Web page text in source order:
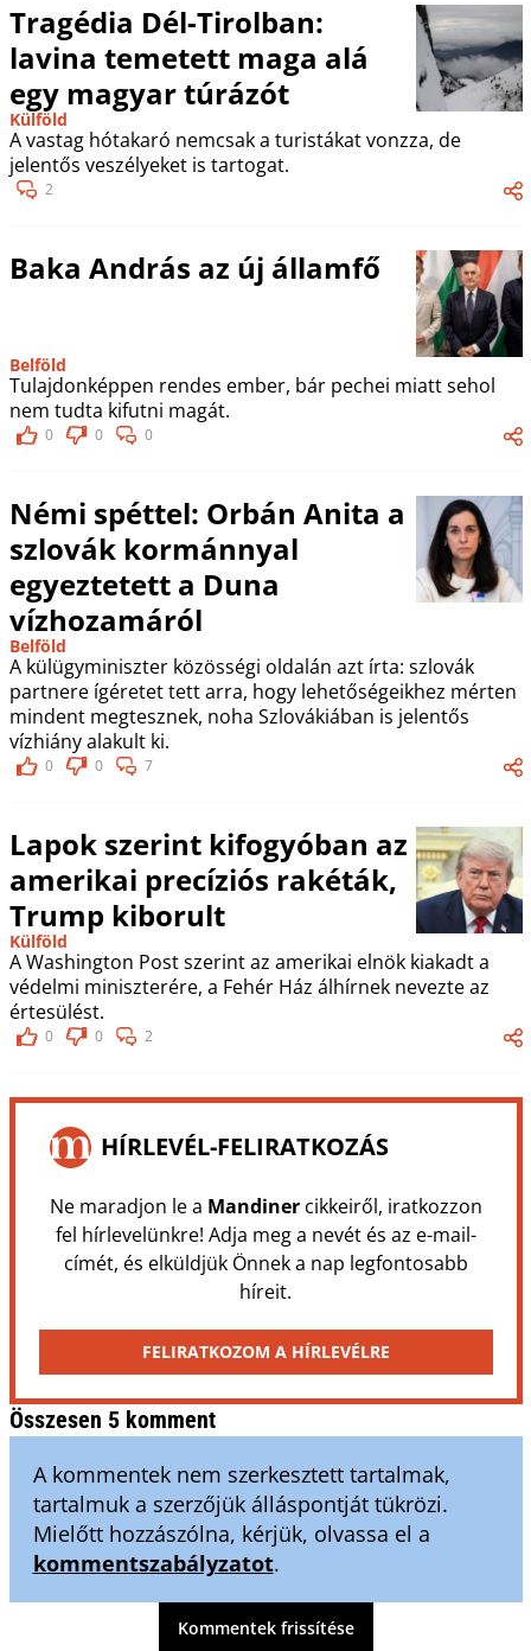
Tragédia Dél-Tirolban:
lavina temetett maga alá
egy magyar túrázót
Külföld
A vastag hótakaró nemcsak a turistákat vonzza, de
jelentős veszélyeket is tartogat.
2
Baka András az új államfő
Belföld
Tulajdonképpen rendes ember, bár pechei miatt sehol
nem tudta kifutni magát.
0 0 0
Némi spéttel: Orbán Anita a
szlovák kormánnyal
egyeztetett a Duna
vízhozamáról
Belföld
A külügyminiszter közösségi oldalán azt írta: szlovák
partnere ígéretet tett arra, hogy lehetőségeikhez mérten
mindent megtesznek, noha Szlovákiában is jelentős
vízhiány alakult ki.
0 0 7
Lapok szerint kifogyóban az
amerikai precíziós rakéták,
Trump kiborult
Külföld
A Washington Post szerint az amerikai elnök kiakadt a
védelmi miniszterére, a Fehér Ház álhírnek nevezte az
értesülést.
0 0 2
HÍRLEVÉL-FELIRATKOZÁS
Ne maradjon le a Mandinercikkeiről, iratkozzon
fel hírlevelünkre! Adja meg a nevét és az e-mail-
címét, és elküldjük Önnek a nap legfontosabb
híreit.
FELIRATKOZOM A HÍRLEVÉLRE
Összesen 5 komment
A kommentek nem szerkesztett tartalmak,
tartalmuk a szerzőjük álláspontját tükrözi.
Mielőtt hozzászólna, kérjük, olvassa el a
kommentszabályzatot.
Kommentek frissítése